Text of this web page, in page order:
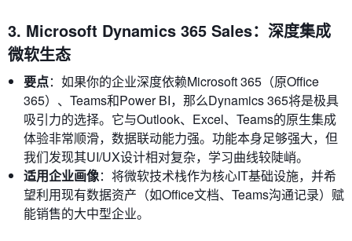
3. Microsoft Dynamics 365 Sales：深度集成
微软生态
要点：如果你的企业深度依赖Microsoft 365（原Office
365）、Teams和Power BI，那么Dynamics 365将是极具
吸引力的选择。它与Outlook、Excel、Teams的原生集成
体验非常顺滑，数据联动能力强。功能本身足够强大，但
我们发现其UI/UX设计相对复杂，学习曲线较陡峭。
适用企业画像：将微软技术栈作为核心IT基础设施，并希
望利用现有数据资产（如Office文档、Teams沟通记录）赋
能销售的大中型企业。